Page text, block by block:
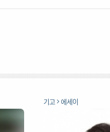
기고 에세이